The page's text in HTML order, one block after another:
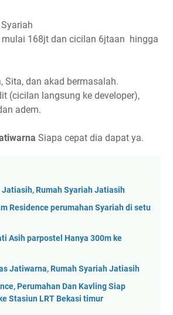
mulai 168jt dan cicilan 6jtaan hingga
Sita, dan akad bermasalah.
(cicilan langsung ke developer),
adem.
Siapa cepat dia dapat ya.
Rumah Syariah Jatiasih
Residence perumahan Syariah di setu
Asih parpostel Hanya 300m ke
Jatiwarna, Rumah Syariah Jatiasih
Perumahan Dan Kavling Siap
Stasiun LRT Bekasi timur